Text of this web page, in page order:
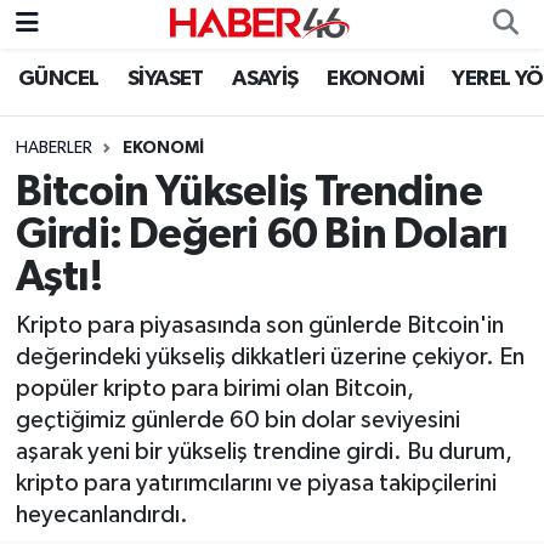
GÜNCEL SİYASET ASAYİŞ EKONOMİ YEREL
HABERLER EKONOMI
Bitcoin Yükseliş Trendine
Girdi: Değeri 60 Bin Doları
Aştı!
Kripto para piyasasında son günlerde Bitcoin'in
değerindeki yükseliş dikkatleri üzerine çekiyor. En
popüler kripto para birimi olan Bitcoin,
geçtiğimiz günlerde 60 bin dolar seviyesini
aşarak yeni bir yükseliş trendine girdi. Bu durum,
kripto para yatırımcılarını ve piyasa takipçilerini
heyecanlandırdı.
GÜNCEL
SİYASET
EKONOMİ
SPOR
YAŞAM
TEKNOLOJİ
SAĞLIK
EĞİTİM
Nöbetçi Eczaneler
Hava Durumu
Kahramanmaraş Namaz Vakitleri
Trafik Durumu
Süper Lig Puan Durumu ve Fikstür
Tüm Manşetler
Son Dakika Haberleri
Haber Arşivi